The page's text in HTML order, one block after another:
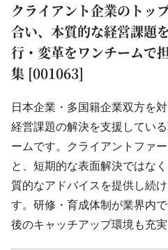
クライアント企業のトッ
合い、本質的な経営課題
行・変革をワンチームで
集 [001063]
日本企業・多国籍企業双方を
経営課題の解決を支援してい
ームです。クライアントファ
と、短期的な表面解決ではな
質的なアドバイスを提供し続
す。研修・育成体制が業界内
後のキャッチアップ環境も充実